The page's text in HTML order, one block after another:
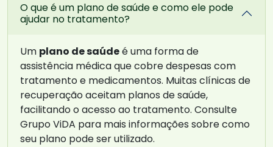
O que é um plano de saúde e como ele pode
ajudar no tratamento?
Um plano de saúdeé uma forma de
assistência médica que cobre despesas com
tratamento e medicamentos. Muitas clínicas de
recuperação aceitam planos de saúde,
facilitando o acesso ao tratamento. Consulte
Grupo ViDA para mais informações sobre como
seu plano pode ser utilizado.